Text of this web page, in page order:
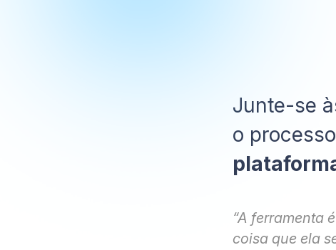
Junte-se
o
“A ferramenta
coisa que ela